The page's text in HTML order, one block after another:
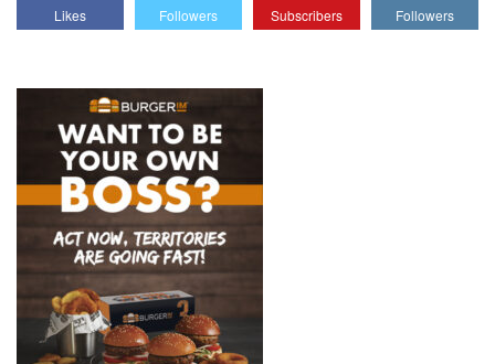
Likes Followers Subscribers Followers